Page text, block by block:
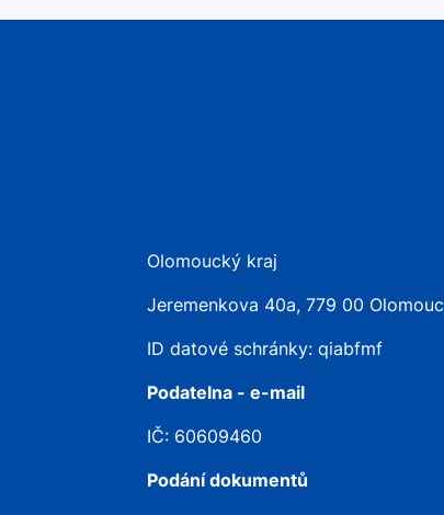
Olomoucký kraj
Jeremenkova 40a, 779 00 Olomouc
ID datové schránky: qiabfmf
Podatelna - e-mail
IČ: 60609460
Podání dokumentů